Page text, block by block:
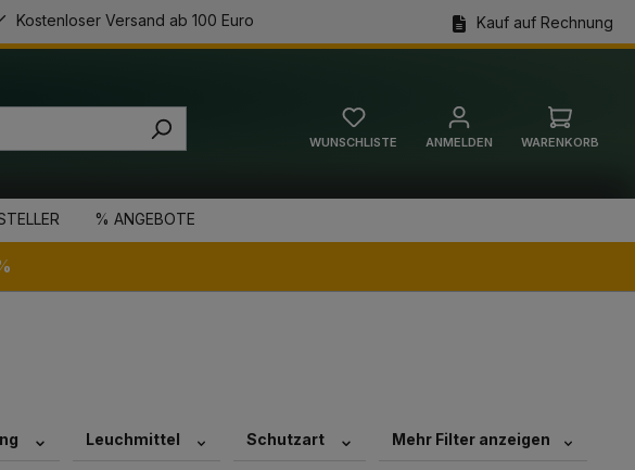
Kostenloser Versand ab 100 Euro Kauf auf Rechnung
WUNSCHLISTE ANMELDEN WARENKORB
% ANGEBOTE
Leuchmittel Schutzart Mehr Filter anzeigen